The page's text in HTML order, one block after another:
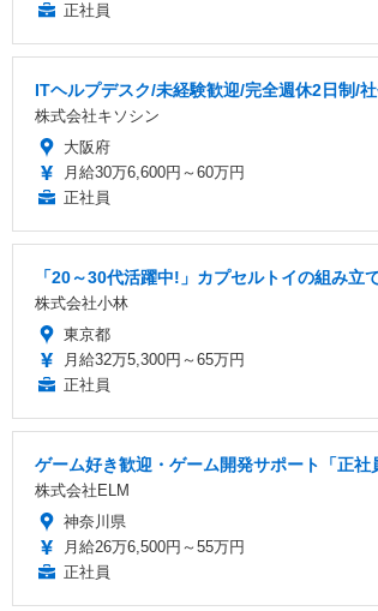
正社員
ITヘルプデスク/未経験歓迎/完全週休2日制/
株式会社キソシン
大阪府
月給30万6,600円～60万円
正社員
「20～30代活躍中!」カプセルトイの組み立
株式会社小林
東京都
月給32万5,300円～65万円
正社員
ゲーム好き歓迎・ゲーム開発サポート「正
株式会社ELM
神奈川県
月給26万6,500円～55万円
正社員